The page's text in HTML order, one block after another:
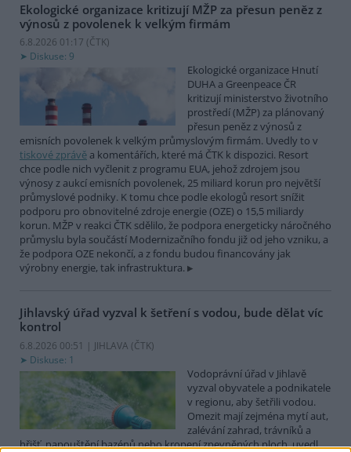
Ekologické organizace kritizují MŽP za přesun peněz z
výnosů z povolenek k velkým firmám
6.8.2026 01:17 (ČTK)
Diskuse: 9
Ekologické organizace Hnutí
DUHA a Greenpeace ČR
kritizují ministerstvo životního
prostředí (MŽP) za plánovaný
přesun peněz z výnosů z
emisních povolenek k velkým průmyslovým firmám. Uvedly to v
tiskové zprávě a komentářích, které má ČTK k dispozici. Resort
chce podle nich vyčlenit z programu EUA, jehož zdrojem jsou
výnosy z aukcí emisních povolenek, 25 miliard korun pro největší
průmyslové podniky. K tomu chce podle ekologů resort snížit
podporu pro obnovitelné zdroje energie (OZE) o 15,5 miliardy
korun. MŽP v reakci ČTK sdělilo, že podpora energeticky náročného
průmyslu byla součástí Modernizačního fondu již od jeho vzniku, a
že podpora OZE nekončí, a z fondu budou financovány jak
výrobny energie, tak infrastruktura.
Jihlavský úřad vyzval k šetření s vodou, bude dělat víc
kontrol
6.8.2026 00:51 | JIHLAVA (ČTK)
Diskuse: 1
Vodoprávní úřad v Jihlavě
vyzval obyvatele a podnikatele
v regionu, aby šetřili vodou.
Omezit mají zejména mytí aut,
zalévání zahrad, trávníků a
hřišť, napouštění bazénů nebo kropení zpevněných ploch, uvedl